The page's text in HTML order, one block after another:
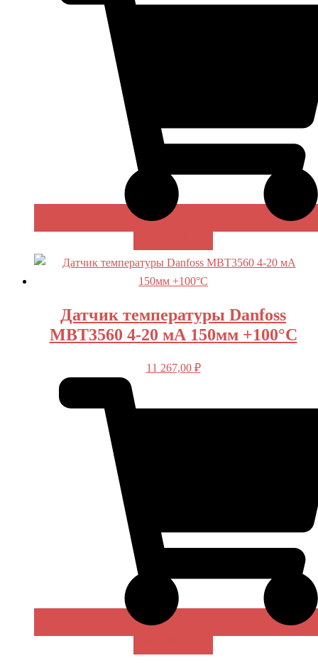
Датчик температуры Danfoss
MBT3560 4-20 мА 150мм +100°С
11 267,00 ₽